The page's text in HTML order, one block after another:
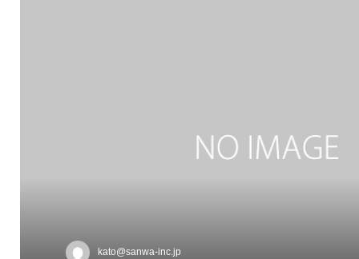
kato@sanwa-inc.jp